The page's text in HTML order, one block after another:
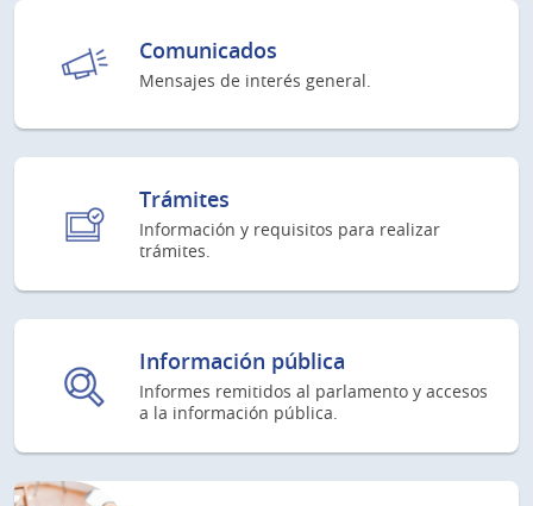
Comunicados
Mensajes de interés general.
Trámites
Información y requisitos para realizar
trámites.
Información pública
Informes remitidos al parlamento y accesos
a la información pública.